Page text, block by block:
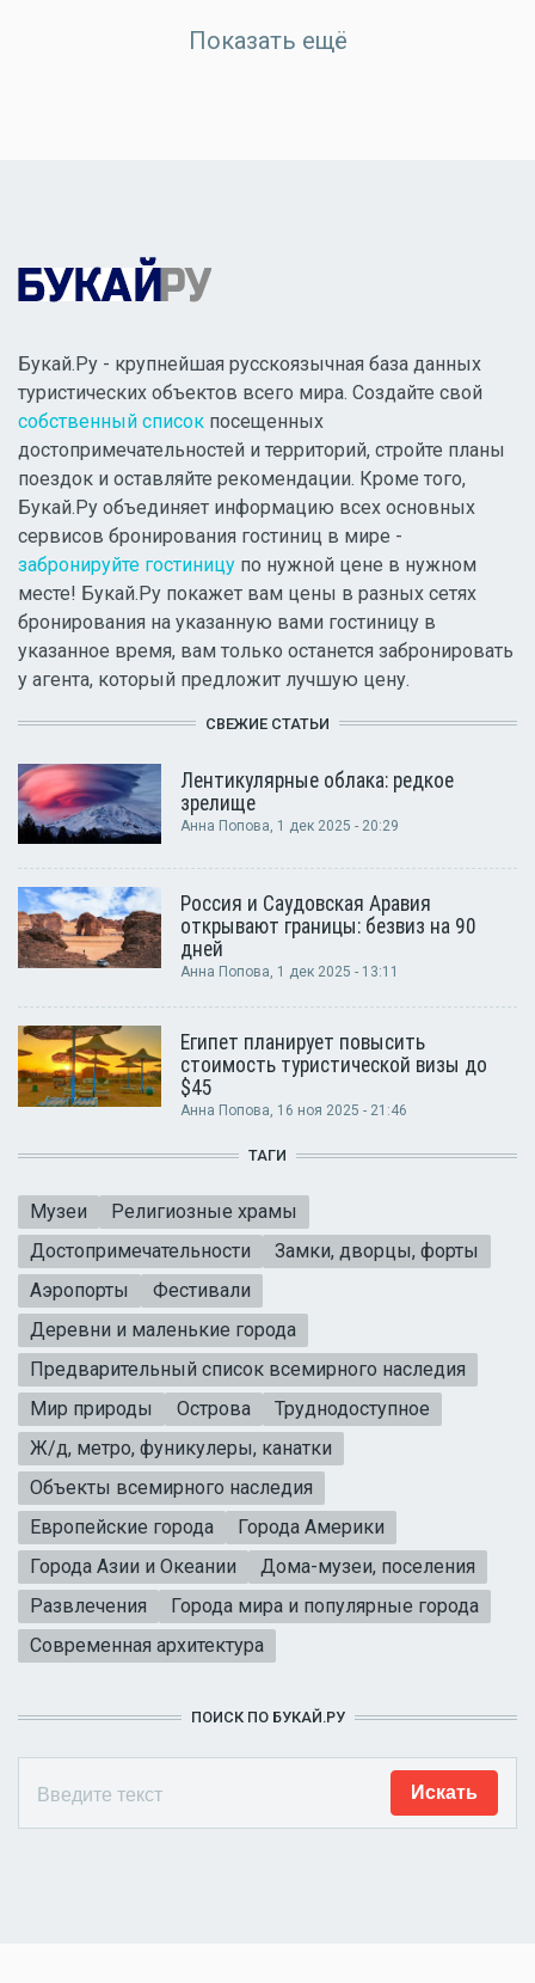
Показать ещё
Букай.Ру - крупнейшая русскоязычная база данных
туристических объектов всего мира. Создайте свой
собственный список посещенных
достопримечательностей и территорий, стройте планы
поездок и оставляйте рекомендации. Кроме того,
Букай.Ру объединяет информацию всех основных
сервисов бронирования гостиниц в мире -
забронируйте гостиницу по нужной цене в нужном
месте! Букай.Ру покажет вам цены в разных сетях
бронирования на указанную вами гостиницу в
указанное время, вам только останется забронировать
у агента, который предложит лучшую цену.
СВЕЖИЕ СТАТЬИ
Лентикулярные облака: редкое
зрелище
Анна Попова, 1 дек 2025 - 20:29
Россия и Саудовская Аравия
открывают границы: безвиз на 90
дней
Анна Попова, 1 дек 2025 - 13:11
Египет планирует повысить
стоимость туристической визы до
$45
Анна Попова, 16 ноя 2025 - 21:46
ТАГИ
Музеи
Религиозные храмы
Достопримечательности
Замки, дворцы, форты
Аэропорты
Фестивали
Деревни и маленькие города
Предварительный список всемирного наследия
Мир природы
Острова
Труднодоступное
Ж/д, метро, фуникулеры, канатки
Объекты всемирного наследия
Европейские города
Города Америки
Города Азии и Океании
Дома-музеи, поселения
Развлечения
Города мира и популярные города
Современная архитектура
ПОИСК ПО БУКАЙ.РУ